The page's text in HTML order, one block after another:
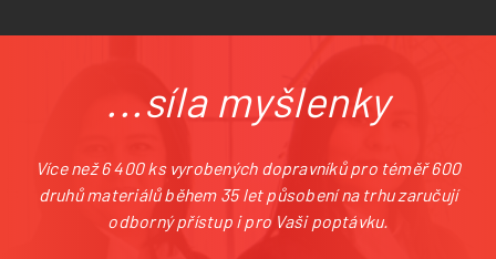
Více než 6 400 ks vyrobených dopravníků pro téměř 600
druhů materiálů během 35 let působení na trhu zaručují
odborný přístup i pro Vaši poptávku.
...síla myšlenky